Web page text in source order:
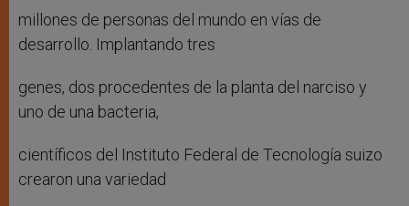
millones de personas del mundo en vías de
desarrollo. Implantando tres
genes, dos procedentes de la planta del narciso y
uno de una bacteria,
científicos del Instituto Federal de Tecnología suizo
crearon una variedad